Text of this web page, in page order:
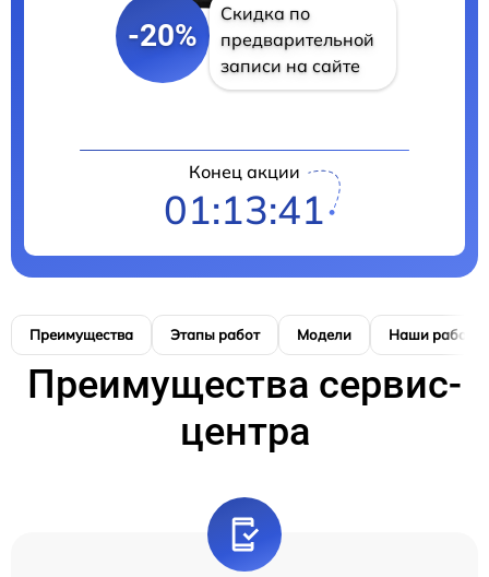
-20%
Скидка по
предварительной
записи на сайте
Конец акции
01:13:41
Преимущества Этапы работ Модели Наши работы
Преимущества сервис-
центра